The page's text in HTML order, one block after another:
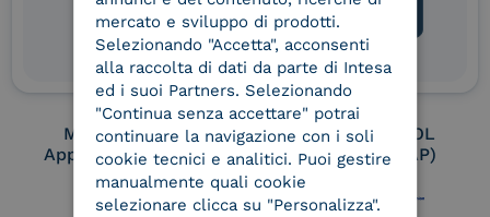
UNI EN ISO 27017 UNI EN ISO 27018
Membro Adobe
Approved Trust List
Certified PEPPOL
Access Point (AP)
mercato e sviluppo di prodotti.
Selezionando "Accetta", acconsenti
alla raccolta di dati da parte di Intesa
ed i suoi Partners. Selezionando
"Continua senza accettare" potrai
continuare la navigazione con i soli
cookie tecnici e analitici. Puoi gestire
manualmente quali cookie
selezionare clicca su "Personalizza".